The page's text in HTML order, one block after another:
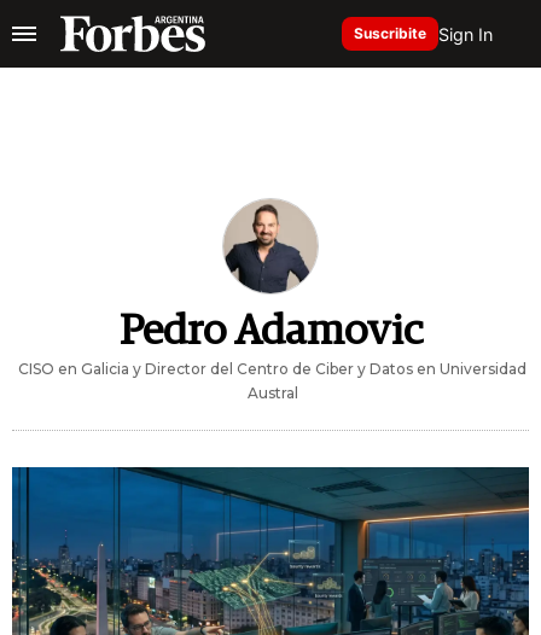
Suscribite Sign In
Pedro Adamovic
CISO en Galicia y Director del Centro de Ciber y Datos en Universidad
Austral